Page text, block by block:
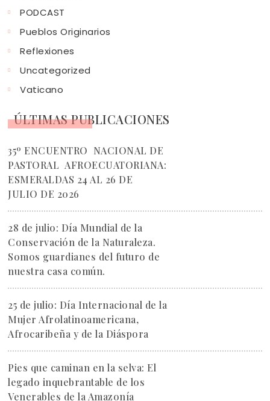
PODCAST
Pueblos Originarios
Reflexiones
Uncategorized
Vaticano
ÚLTIMAS PUBLICACIONES
35º ENCUENTRO NACIONAL DE
PASTORAL AFROECUATORIANA:
ESMERALDAS 24 AL 26 DE
JULIO DE 2026
28 de julio: Día Mundial de la
Conservación de la Naturaleza.
Somos guardianes del futuro de
nuestra casa común.
25 de julio: Día Internacional de la
Mujer Afrolatinoamericana,
Afrocaribeña y de la Diáspora
Pies que caminan en la selva: El
legado inquebrantable de los
Venerables de la Amazonía